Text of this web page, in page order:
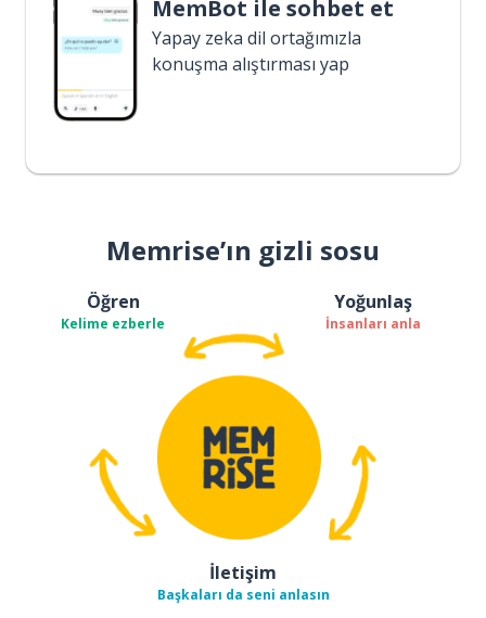
MemBot ile sohbet et
Yapay zeka dil ortağımızla
konuşma alıştırması yap
Memrise’ın gizli sosu
Öğren
Kelime ezberle
Yoğunlaş
İnsanları anla
İletişim
Başkaları da seni anlasın